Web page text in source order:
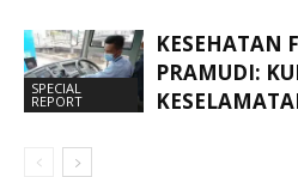
SPECIAL
REPORT
KESEHATAN
PRAMUDI: